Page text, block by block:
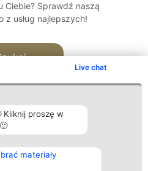
Live chat
Kliknij proszę w
materiały
Ciebie? Sprawdź naszą
z usług najlepszych!
Kontakt
Kontakt